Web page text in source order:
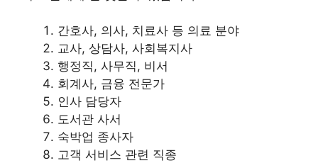
간호사, 의사, 치료사 등 의료 분야
교사, 상담사, 사회복지사
행정직, 사무직, 비서
회계사, 금융 전문가
인사 담당자
도서관 사서
숙박업 종사자
고객 서비스 관련 직종